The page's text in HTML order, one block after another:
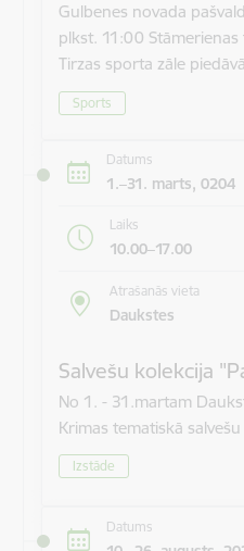
Gulbenes novada
plkst. 11:00
Tirzas sporta zāle
Sports
Datums
1.–31. marts, 0204
Laiks
10.00–17.00
Atrašanās vieta
Daukstes
Salvešu kolekcija
No 1. - 31.martam
Krimas tematiskā
Izstāde
Datums